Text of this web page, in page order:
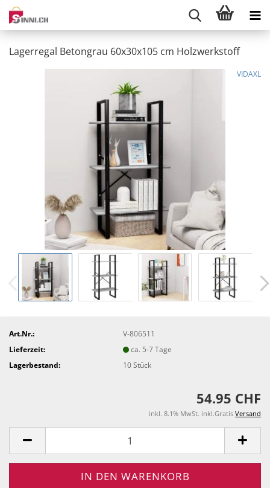
Lagerregal Betongrau 60x30x105 cm Holzwerkstoff
VIDAXL
Art.Nr.:
V-806511
Lieferzeit:
ca. 5-7 Tage
Lagerbestand:
10Stück
54.95 CHF
inkl. 8.1% MwSt. inkl.Gratis Versand